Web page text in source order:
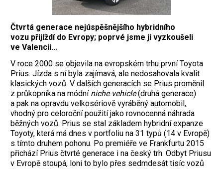
Čtvrtá generace nejúspěšnějšího hybridního
vozu přijíždí do Evropy; poprvé jsme ji vyzkoušeli
ve Valencii...
V roce 2000 se objevila na evropském trhu první Toyota
Prius. Jízda s ní byla zajímavá, ale nedosahovala kvalit
klasických vozů. V dalších generacích se Prius proměnil
z průkopníka na módní niche vehicle(druhá generace)
a pak na opravdu velkosériově vyráběný automobil,
vhodný pro celoroční použití jako rovnocenná náhrada
běžných vozů. Prius se stal základem hybridní expanze
Toyoty, která má dnes v portfoliu na 31 typů (14 v Evropě)
s tímto druhem pohonu. Po premiéře ve Frankfurtu 2015
přichází Prius čtvrté generace i na český trh. Odbyt Priusu
v Evropě stoupá, loni to bylo přes sedmdesát tisíc vozů